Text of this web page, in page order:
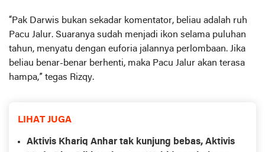
“Pak Darwis bukan sekadar komentator, beliau adalah ruh
Pacu Jalur. Suaranya sudah menjadi ikon selama puluhan
tahun, menyatu dengan euforia jalannya perlombaan. Jika
beliau benar-benar berhenti, maka Pacu Jalur akan terasa
hampa,” tegas Rizqy.
LIHAT JUGA
Aktivis Khariq Anhar tak kunjung bebas, Aktivis